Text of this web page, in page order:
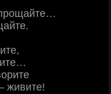
живите!